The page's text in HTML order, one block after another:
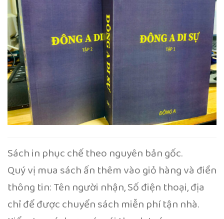
Sách in phục chế theo nguyên bản gốc.
Quý vị mua sách ấn thêm vào giỏ hàng và điền
thông tin: Tên người nhận, Số điện thoại, địa
chỉ để được chuyển sách miễn phí tận nhà.